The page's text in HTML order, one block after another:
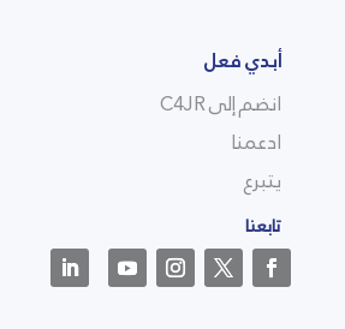
أبدي فعل
انضم إلى C4JR
ادعمنا
يتبرع
تابعنا